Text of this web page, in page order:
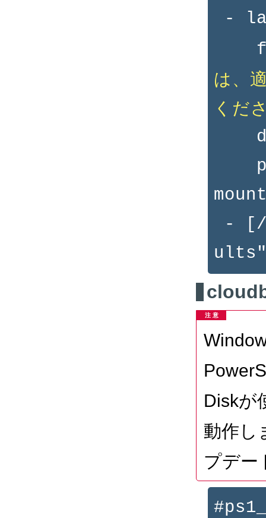
-
は、
くだ
- [/
注 意
Diskが
動作し
プデー